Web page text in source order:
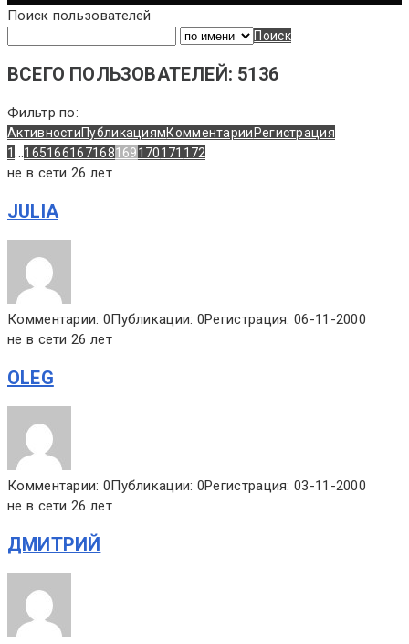
Поиск пользователей
Поиск
ВСЕГО ПОЛЬЗОВАТЕЛЕЙ: 5136
Фильтр по:
АктивностиПубликациямКомментарии Регистрация
1...165166167168169170171 172
не в сети 26 лет
JULIA
Комментарии: 0 Публикации: 0Регистрация: 06-11-2000
не в сети 26 лет
OLEG
Комментарии: 0 Публикации: 0Регистрация: 03-11-2000
не в сети 26 лет
ДМИТРИЙ